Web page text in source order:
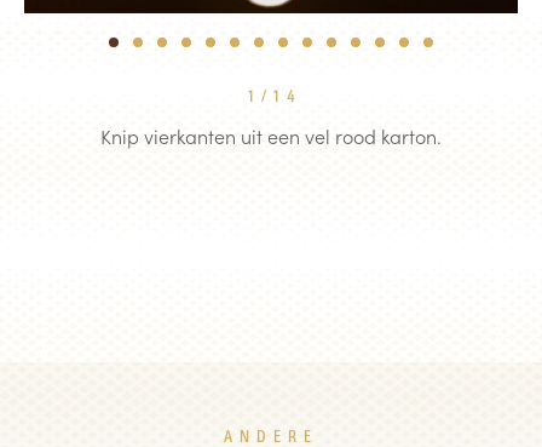
1 2 3 4 5 6 7 8 9 10 11 12 13 14
1 / 14
Knip vierkanten uit een vel rood karton.
ANDERE